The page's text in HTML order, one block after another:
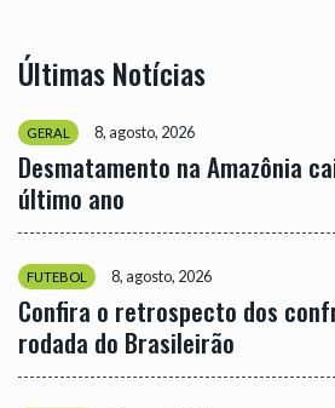
Últimas Notícias
GERAL 8, agosto, 2026
Desmatamento na Amazônia
último ano
FUTEBOL 8, agosto, 2026
Confira o retrospecto dos
rodada do Brasileirão